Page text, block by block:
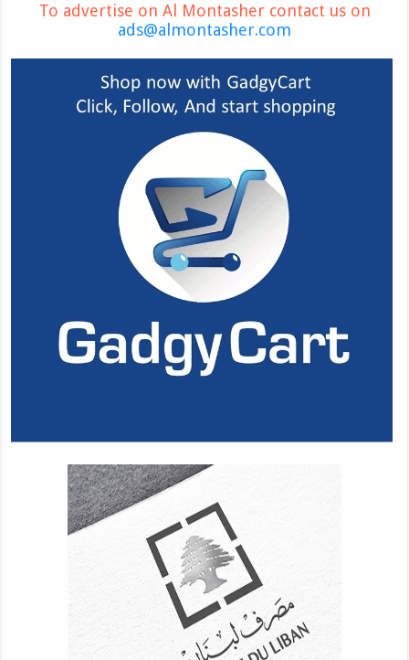
To advertise on Al Montasher contact us on
ads@almontasher.com